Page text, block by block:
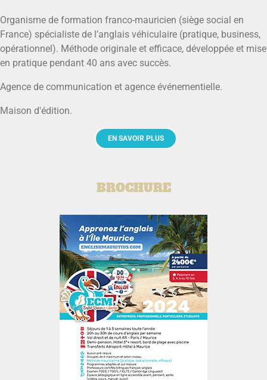
Organisme de formation franco-mauricien (siège social en
France) spécialiste de l’anglais véhiculaire (pratique, business,
opérationnel). Méthode originale et efficace, développée et mise
en pratique pendant 40 ans avec succès.
Agence de communication et agence événementielle.
Maison d'édition.
EN SAVOIR PLUS
BROCHURE